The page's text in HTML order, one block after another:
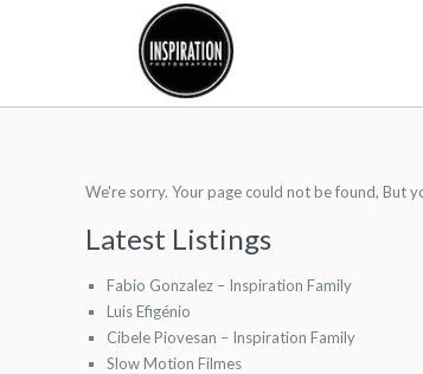
We're sorry. Your page could not be found, But
Latest Listings
Fabio Gonzalez – Inspiration Family
Luis Efigénio
Cibele Piovesan – Inspiration Family
Slow Motion Filmes